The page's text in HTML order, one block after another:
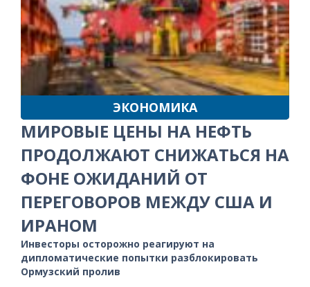
ЭКОНОМИКА
МИРОВЫЕ ЦЕНЫ НА НЕФТЬ
ПРОДОЛЖАЮТ СНИЖАТЬСЯ НА
ФОНЕ ОЖИДАНИЙ ОТ
ПЕРЕГОВОРОВ МЕЖДУ США И
ИРАНОМ
Инвесторы осторожно реагируют на
дипломатические попытки разблокировать
Ормузский пролив